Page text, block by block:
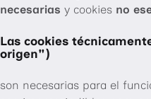
necesarias y cookies no
Las cookies
origen")
son necesarias para el